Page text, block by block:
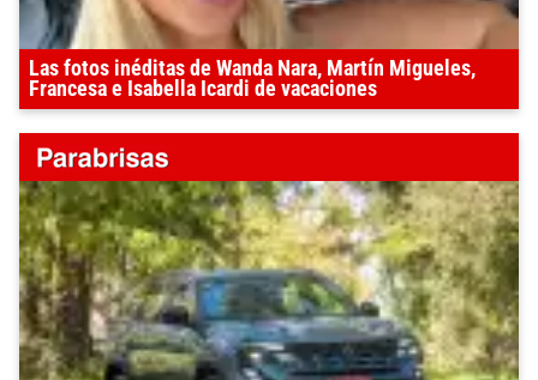
Las fotos inéditas de Wanda Nara, Martín Migueles,
Francesa e Isabella Icardi de vacaciones